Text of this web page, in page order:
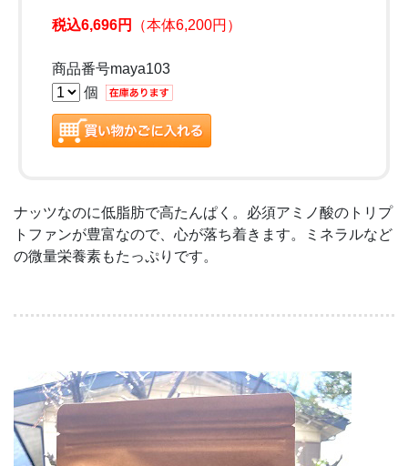
税込6,696円 （本体6,200円）
商品番号maya103
個
ナッツなのに低脂肪で高たんぱく。必須アミノ酸のトリプ
トファンが豊富なので、心が落ち着きます。ミネラルなど
の微量栄養素もたっぷりです。